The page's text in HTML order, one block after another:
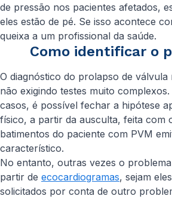
de pressão nos pacientes afetados,
eles estão de pé. Se isso acontece
queixa a um profissional da saúde.
Como identificar o
O diagnóstico do prolapso de válvula
não exigindo testes muito
casos, é possível fechar a hipótese
físico, a partir da ausculta, feita com
batimentos do paciente com PVM
característico.
No entanto, outras vezes o
partir de ecocardiogramas, sejam
solicitados por conta de outro